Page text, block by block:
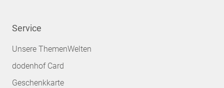
Service
Unsere ThemenWelten
dodenhof Card
Geschenkkarte